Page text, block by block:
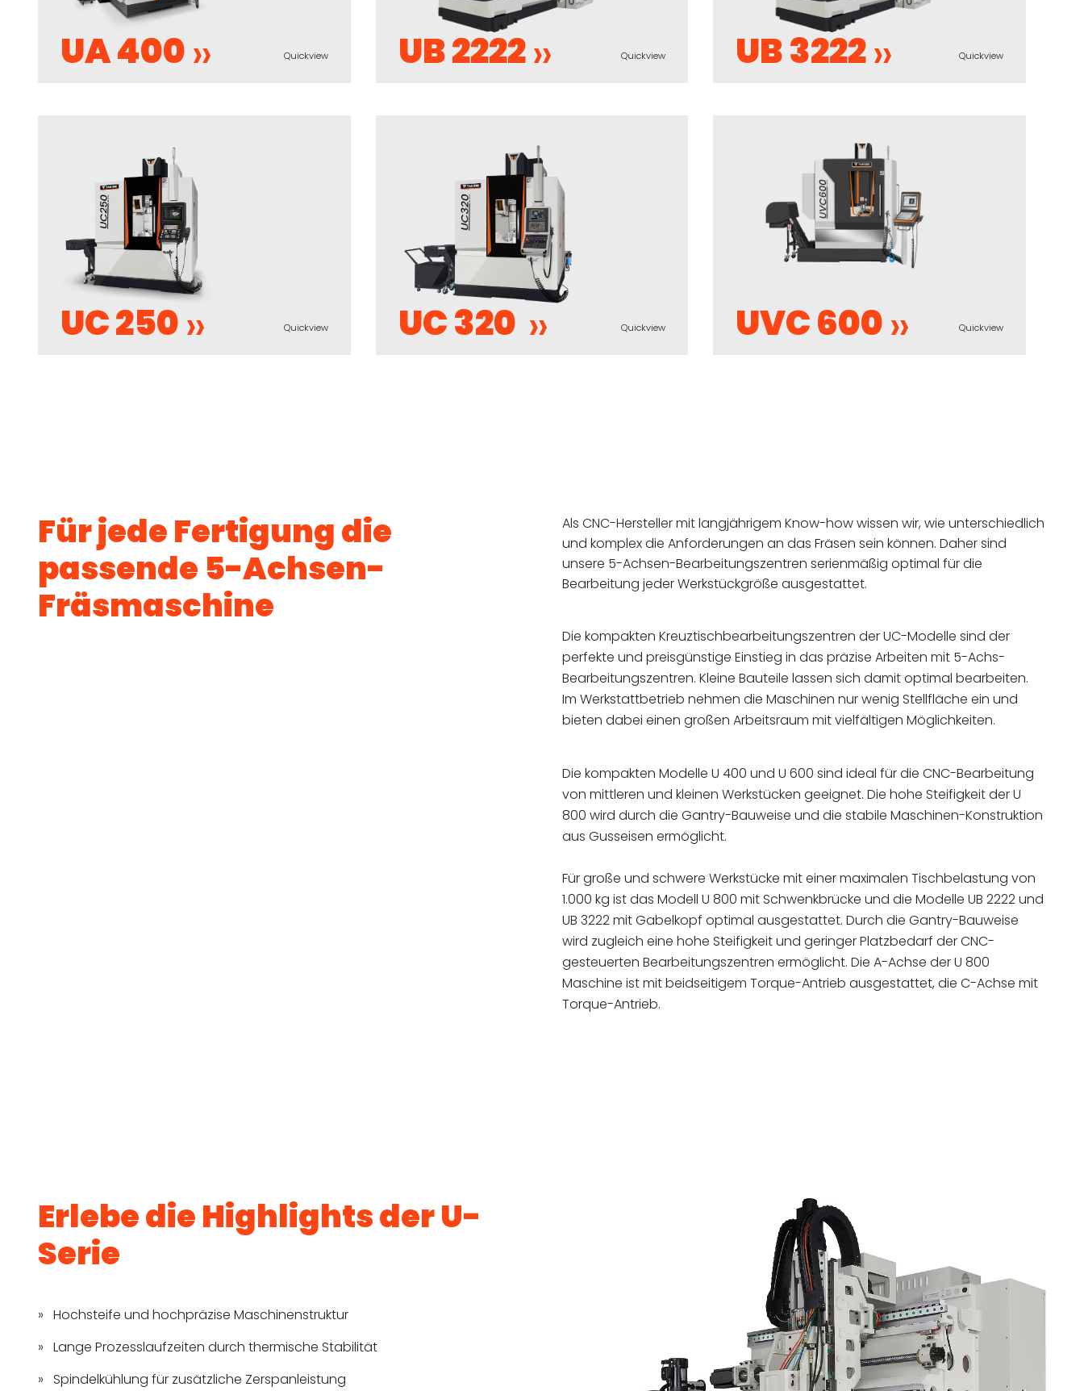
UA 400 Quickview UB 2222 Quickview UB 3222 Quickview
UC 250 Quickview UC 320 Quickview UVC 600 Quickview
Für jede Fertigung die
passende 5-Achsen-
Fräsmaschine
Als CNC-Hersteller mit langjährigem Know-how wissen wir, wie unterschiedlich
und komplex die Anforderungen an das Fräsen sein können. Daher sind
unsere 5-Achsen-Bearbeitungszentren serienmäßig optimal für die
Bearbeitung jeder Werkstückgröße ausgestattet.
Die kompakten Kreuztischbearbeitungszentren der UC-Modelle sind der
perfekte und preisgünstige Einstieg in das präzise Arbeiten mit 5-Achs-
Bearbeitungszentren. Kleine Bauteile lassen sich damit optimal bearbeiten.
Im Werkstattbetrieb nehmen die Maschinen nur wenig Stellfläche ein und
bieten dabei einen großen Arbeitsraum mit vielfältigen Möglichkeiten.
Die kompakten Modelle U 400 und U 600 sind ideal für die CNC-Bearbeitung
von mittleren und kleinen Werkstücken geeignet. Die hohe Steifigkeit der U
800 wird durch die Gantry-Bauweise und die stabile Maschinen-Konstruktion
aus Gusseisen ermöglicht.
Für große und schwere Werkstücke mit einer maximalen Tischbelastung von
1.000 kg ist das Modell U 800 mit Schwenkbrücke und die Modelle UB 2222 und
UB 3222 mit Gabelkopf optimal ausgestattet. Durch die Gantry-Bauweise
wird zugleich eine hohe Steifigkeit und geringer Platzbedarf der CNC-
gesteuerten Bearbeitungszentren ermöglicht. Die A-Achse der U 800
Maschine ist mit beidseitigem Torque-Antrieb ausgestattet, die C-Achse mit
Torque-Antrieb.
Erlebe die Highlights der U-
Serie
Hochsteife und hochpräzise Maschinenstruktur
Lange Prozesslaufzeiten durch thermische Stabilität
Spindelkühlung für zusätzliche Zerspanleistung